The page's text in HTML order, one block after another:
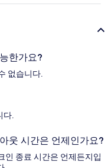
한가요?
없습니다.
다.
웃 시간은 언제인가요?
인 종료 시간은 언제든지입